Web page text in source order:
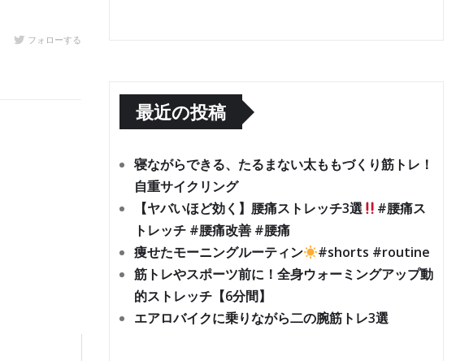
フォローする
最近の投稿
寝ながらできる、たるまない太ももづくり筋トレ！
自重サイクリング
【ヤバいほど効く】腰痛ストレッチ3選
#腰痛ス
トレッチ #腰痛改善 #腰痛
痩せたモーニングルーティン
#shorts #routine
筋トレやスポーツ前に！全身ウォーミングアップ動
的ストレッチ【6分間】
エアロバイクに乗りながら二の腕筋トレ3選